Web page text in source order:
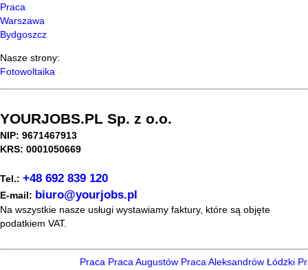
Praca
Warszawa
Bydgoszcz
Nasze strony:
Fotowoltaika
YOURJOBS.PL Sp. z o.o.
NIP: 9671467913
KRS: 0001050669
Tel.: +48 692 839 120
E-mail: biuro@yourjobs.pl
Na wszystkie nasze usługi wystawiamy faktury, które są objęte
podatkiem VAT.
Praca Praca Augustów Praca Aleksandrów Łódzki